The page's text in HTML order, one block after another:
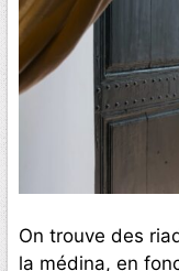
On trouve des
la médina, en